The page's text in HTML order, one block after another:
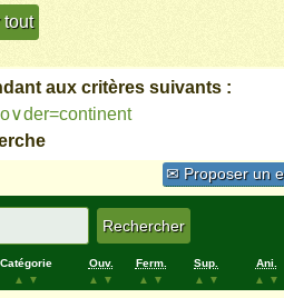
aux critères suivants :
✉ Proposer un
Catégorie
▲
▼
Ouv.
▲
▼
Ferm.
▲
▼
Sup.
▲
▼
Ani.
▲
▼